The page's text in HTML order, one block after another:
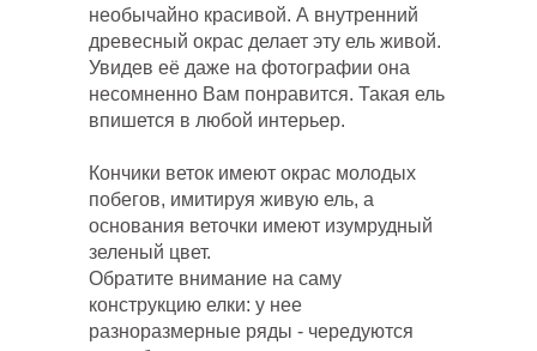
необычайно красивой. А внутренний
древесный окрас делает эту ель живой.
Увидев её даже на фотографии она
несомненно Вам понравится. Такая ель
впишется в любой интерьер.
Кончики веток имеют окрас молодых
побегов, имитируя живую ель, а
основания веточки имеют изумрудный
зеленый цвет.
Обратите внимание на саму
конструкцию елки: у нее
разноразмерные ряды - чередуются